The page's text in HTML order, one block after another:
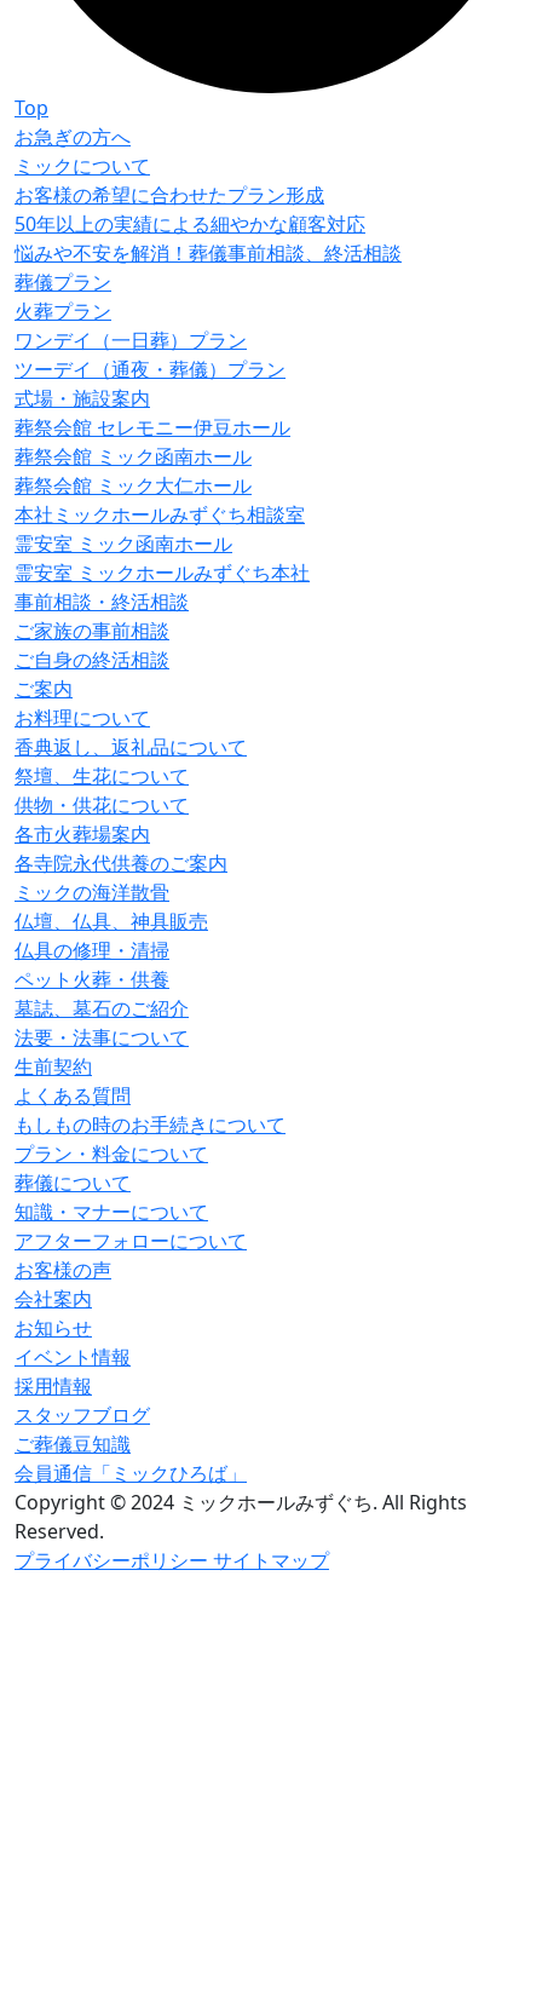
Top
お急ぎの方へ
ミックについて
お客様の希望に合わせたプラン形成
50年以上の実績による細やかな顧客対応
悩みや不安を解消！葬儀事前相談、終活相談
葬儀プラン
火葬プラン
ワンデイ（一日葬）プラン
ツーデイ（通夜・葬儀）プラン
式場・施設案内
葬祭会館 セレモニー伊豆ホール
葬祭会館 ミック函南ホール
葬祭会館 ミック大仁ホール
本社ミックホールみずぐち相談室
霊安室 ミック函南ホール
霊安室 ミックホールみずぐち本社
事前相談・終活相談
ご家族の事前相談
ご自身の終活相談
ご案内
お料理について
香典返し、返礼品について
祭壇、生花について
供物・供花について
各市火葬場案内
各寺院永代供養のご案内
ミックの海洋散骨
仏壇、仏具、神具販売
仏具の修理・清掃
ペット火葬・供養
墓誌、墓石のご紹介
法要・法事について
生前契約
よくある質問
もしもの時のお手続きについて
プラン・料金について
葬儀について
知識・マナーについて
アフターフォローについて
お客様の声
会社案内
お知らせ
イベント情報
採用情報
スタッフブログ
ご葬儀豆知識
会員通信「ミックひろば」
Copyright © 2024 ミックホールみずぐち. All Rights
Reserved.
プライバシーポリシー サイトマップ